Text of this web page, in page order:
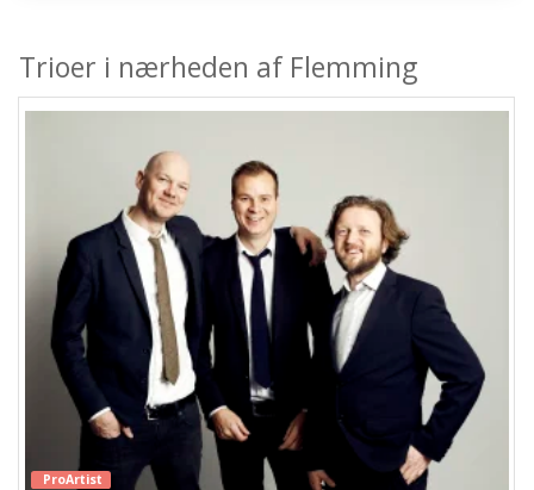
Trioer i nærheden af Flemming
ProArtist